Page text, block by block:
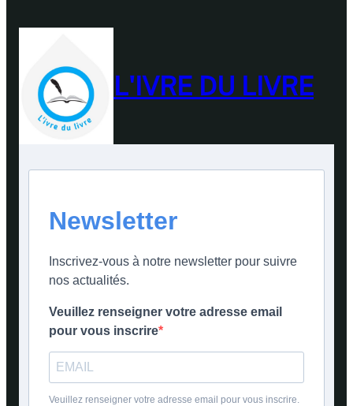
L'IVRE DU LIVRE
Newsletter
Inscrivez-vous à notre newsletter pour suivre
nos actualités.
Veuillez renseigner votre adresse email
pour vous inscrire
Veuillez renseigner votre adresse email pour vous inscrire.